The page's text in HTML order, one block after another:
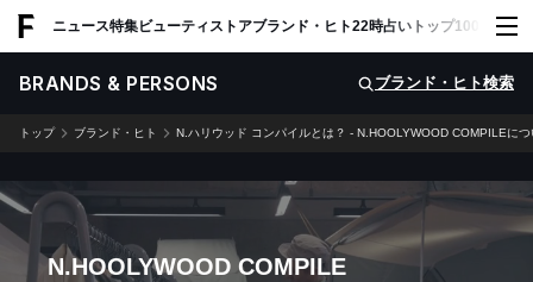
ニュース特集ビューティ ストアブランド・ヒト22時占い トップ100 スナッ
BRANDS & PERSONS ブランド・ヒト検索
トップ ブランド・ヒト N.ハリウッド コンパイルとは？ - N.HOOLYWOOD COMPILEにつ
N.HOOLYWOOD COMPILE